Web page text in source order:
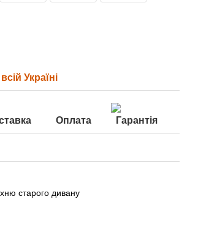
Україні
Оплата Гарантія
старого дивану